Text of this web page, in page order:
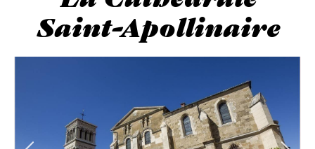
Saint-Apollinaire